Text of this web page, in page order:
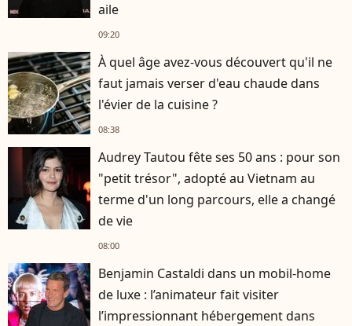
aile
09:20
À quel âge avez-vous découvert qu'il ne
faut jamais verser d'eau chaude dans
l'évier de la cuisine ?
08:38
Audrey Tautou fête ses 50 ans : pour son
"petit trésor", adopté au Vietnam au
terme d'un long parcours, elle a changé
de vie
08:00
Benjamin Castaldi dans un mobil-home
de luxe : l’animateur fait visiter
l’impressionnant hébergement dans